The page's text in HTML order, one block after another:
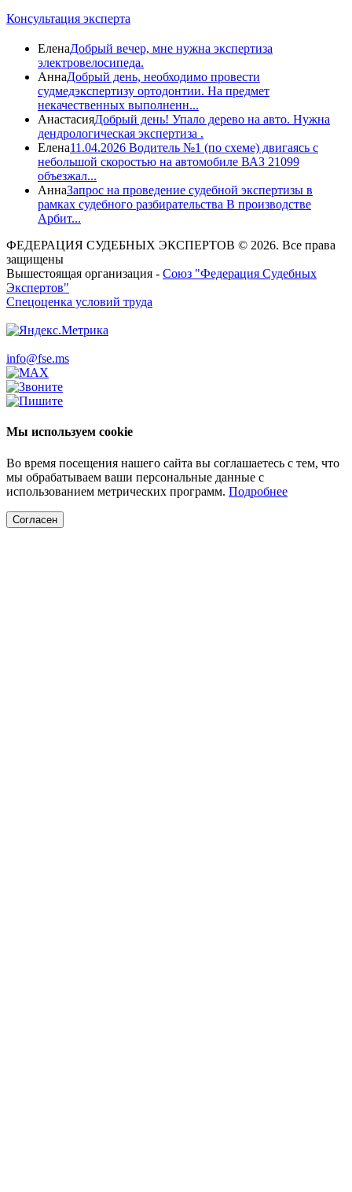
Консультация эксперта
ЕленаДобрый вечер, мне нужна экспертиза
электровелосипеда.
АннаДобрый день, необходимо провести
судмедэкспертизу ортодонтии. На предмет
некачественных выполненн...
АнастасияДобрый день! Упало дерево на авто. Нужна
дендрологическая экспертиза .
Елена11.04.2026 Водитель №1 (по схеме) двигаясь с
небольшой скоростью на автомобиле ВАЗ 21099
объезжал...
АннаЗапрос на проведение судебной экспертизы в
рамках судебного разбирательства В производстве
Арбит...
ФЕДЕРАЦИЯ СУДЕБНЫХ ЭКСПЕРТОВ © 2026. Все права
защищены
Вышестоящая организация - Союз "Федерация Судебных
Экспертов"
Спецоценка условий труда
info@fse.ms
Мы используем cookie
Во время посещения нашего сайта вы соглашаетесь с тем, что
мы обрабатываем ваши персональные данные с
использованием метрических программ. Подробнее
Согласен